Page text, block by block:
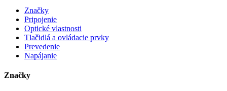
Značky
Pripojenie
Optické vlastnosti
Tlačidlá a ovládacie prvky
Prevedenie
Napájanie
Značky